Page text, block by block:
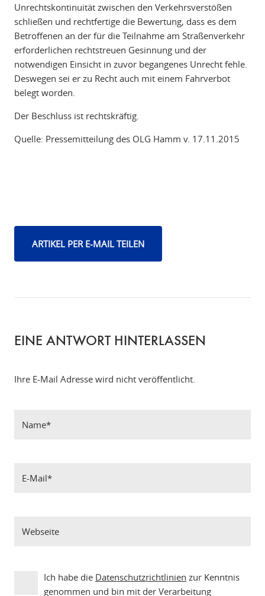
Unrechtskontinuität zwischen den Verkehrsverstößen
schließen und rechtfertige die Bewertung, dass es dem
Betroffenen an der für die Teilnahme am Straßenverkehr
erforderlichen rechtstreuen Gesinnung und der
notwendigen Einsicht in zuvor begangenes Unrecht fehle.
Deswegen sei er zu Recht auch mit einem Fahrverbot
belegt worden.
Der Beschluss ist rechtskräftig.
Quelle: Pressemitteilung des OLG Hamm v. 17.11.2015
ARTIKEL PER E-MAIL TEILEN
EINE ANTWORT HINTERLASSEN
Ihre E-Mail Adresse wird nicht veröffentlicht.
Ich habe die Datenschutzrichtlinien zur Kenntnis
genommen und bin mit der Verarbeitung